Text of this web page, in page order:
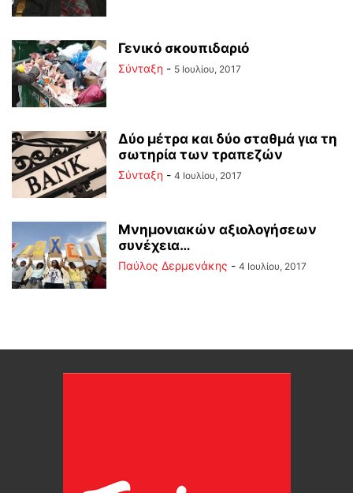
Γενικό σκουπιδαριό
Σύνταξη - 5 Ιουλίου, 2017
Δύο μέτρα και δύο σταθμά για τη
σωτηρία των τραπεζών
Σύνταξη - 4 Ιουλίου, 2017
Μνημονιακών αξιολογήσεων
συνέχεια…
Παύλος Δερμενάκης - 4 Ιουλίου, 2017